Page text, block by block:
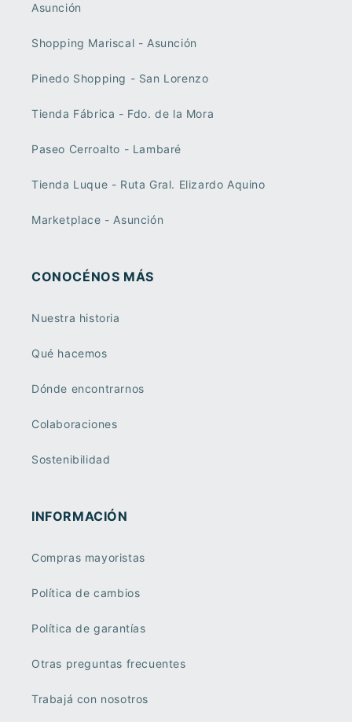
Asunción
Shopping Mariscal - Asunción
Pinedo Shopping - San Lorenzo
Tienda Fábrica - Fdo. de la Mora
Paseo Cerroalto - Lambaré
Tienda Luque - Ruta Gral. Elizardo Aquino
Marketplace - Asunción
CONOCÉNOS MÁS
Nuestra historia
Qué hacemos
Dónde encontrarnos
Colaboraciones
Sostenibilidad
INFORMACIÓN
Compras mayoristas
Política de cambios
Política de garantías
Otras preguntas frecuentes
Trabajá con nosotros